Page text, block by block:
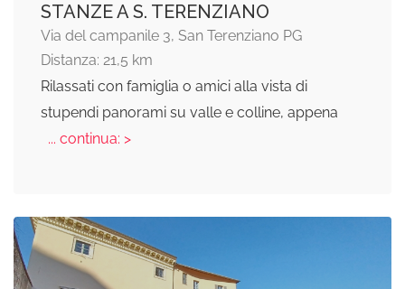
STANZE A S. TERENZIANO
Via del campanile 3, San Terenziano PG
Distanza: 21,5 km
Rilassati con famiglia o amici alla vista di
stupendi panorami su valle e colline, appena
... continua: >